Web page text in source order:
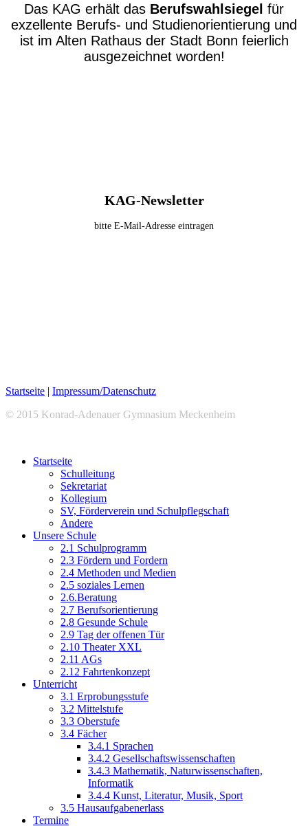
Das KAG erhält das Berufswahlsiegel für
exzellente Berufs- und Studienorientierung und
ist im Alten Rathaus der Stadt Bonn feierlich
ausgezeichnet worden!
KAG-Newsletter
bitte E-Mail-Adresse eintragen
Startseite | Impressum/Datenschutz
© 2015 Konrad-Adenauer Gymnasium Meckenheim
Startseite
Schulleitung
Sekretariat
Kollegium
SV, Förderverein und Schulpflegschaft
Andere
Unsere Schule
2.1 Schulprogramm
2.3 Fördern und Fordern
2.4 Methoden und Medien
2.5 soziales Lernen
2.6.Beratung
2.7 Berufsorientierung
2.8 Gesunde Schule
2.9 Tag der offenen Tür
2.10 Theater XXL
2.11 AGs
2.12 Fahrtenkonzept
Unterricht
3.1 Erprobungsstufe
3.2 Mittelstufe
3.3 Oberstufe
3.4 Fächer
3.4.1 Sprachen
3.4.2 Gesellschaftswissenschaften
3.4.3 Mathematik, Naturwissenschaften,
Informatik
3.4.4 Kunst, Literatur, Musik, Sport
3.5 Hausaufgabenerlass
Termine